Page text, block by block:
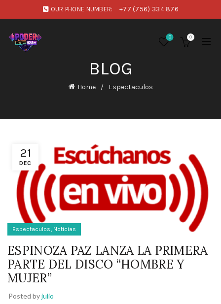
OUR PHONE NUMBER: +77 (756) 334 876
0 0
BLOG
Home Espectaculos
21
DEC
Espectaculos, Noticias
ESPINOZA PAZ LANZA LA PRIMERA
PARTE DEL DISCO “HOMBRE Y
MUJER”
Posted byjulio